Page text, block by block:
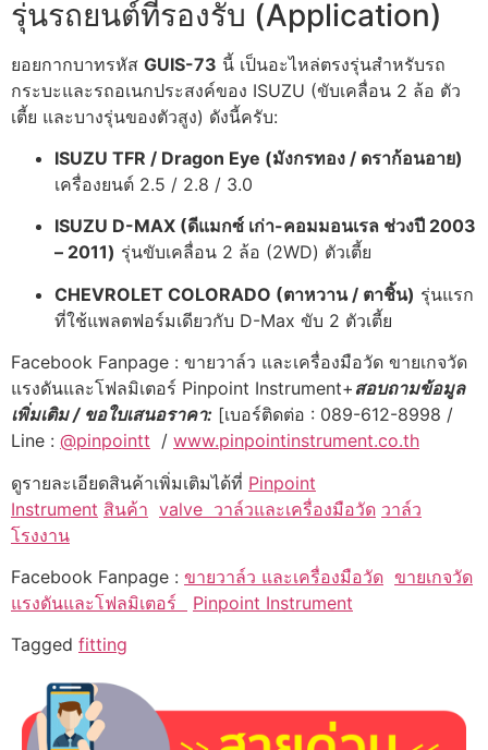
รุ่นรถยนต์ที่รองรับ (Application)
ยอยกากบาทรหัส GUIS-73 นี้ เป็นอะไหล่ตรงรุ่นสำหรับรถ
กระบะและรถอเนกประสงค์ของ ISUZU (ขับเคลื่อน 2 ล้อ ตัว
เตี้ย และบางรุ่นของตัวสูง) ดังนี้ครับ:
ISUZU TFR / Dragon Eye (มังกรทอง / ดราก้อนอาย)
เครื่องยนต์ 2.5 / 2.8 / 3.0
ISUZU D-MAX (ดีแมกซ์ เก่า-คอมมอนเรล ช่วงปี 2003
– 2011) รุ่นขับเคลื่อน 2 ล้อ (2WD) ตัวเตี้ย
CHEVROLET COLORADO (ตาหวาน / ตาชิ้น) รุ่นแรก
ที่ใช้แพลตฟอร์มเดียวกับ D-Max ขับ 2 ตัวเตี้ย
Facebook Fanpage : ขายวาล์ว และเครื่องมือวัด ขายเกจวัด
แรงดันและโฟลมิเตอร์ Pinpoint Instrument+ สอบถามข้อมูล
เพิ่มเติม / ขอใบเสนอราคา: [เบอร์ติดต่อ : 089-612-8998 /
Line : @pinpointt / www.pinpointinstrument.co.th
ดูรายละเอียดสินค้าเพิ่มเติมได้ที่ Pinpoint
Instrument สินค้า valve วาล์วและเครื่องมือวัด วาล์ว
โรงงาน
Facebook Fanpage : ขายวาล์ว และเครื่องมือวัด ขายเกจวัด
แรงดันและโฟลมิเตอร์
Pinpoint Instrument
Tagged fitting